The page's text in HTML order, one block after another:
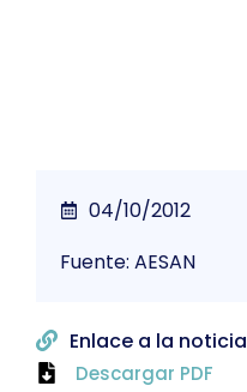
04/10/2012
Fuente: AESAN
Enlace a la noticia
Descargar PDF